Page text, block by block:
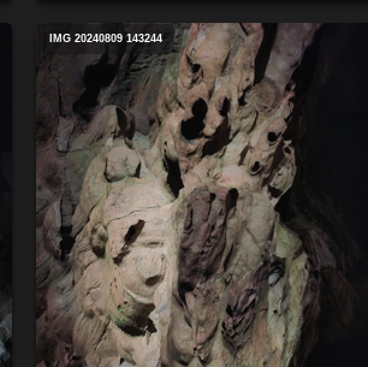
IMG 20240809 143244